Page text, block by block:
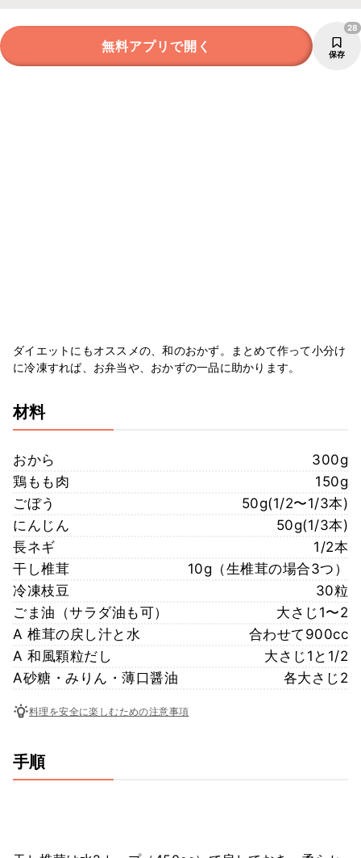
無料アプリで開く 保存
28
ダイエットにもオススメの、和のおかず。まとめて作って小分け
に冷凍すれば、お弁当や、おかずの一品に助かります。
材料
おから
300g
鶏もも肉
150g
ごぼう
50g(1/2〜1/3本)
にんじん
50g(1/3本)
長ネギ
1/2本
干し椎茸
10g（生椎茸の場合3つ）
冷凍枝豆
30粒
ごま油（サラダ油も可）
大さじ1〜2
A 椎茸の戻し汁と水
合わせて900cc
A 和風顆粒だし
大さじ1と1/2
A砂糖・みりん・薄口醤油
各大さじ2
料理を安全に楽しむための注意事項
手順